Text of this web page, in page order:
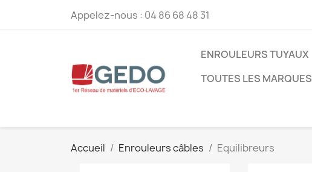
Appelez-nous : 04 86 68 48 31
ENROULEURS TUYAUX
TOUTES LES MARQUES
Accueil Enrouleurs câbles Equilibreurs